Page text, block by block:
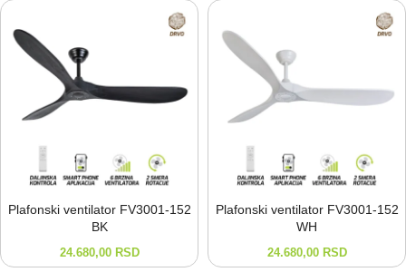
Plafonski ventilator FV3001-⁠152
BK
24.680,00 RSD
Plafonski ventilator FV3001-⁠152
WH
24.680,00 RSD